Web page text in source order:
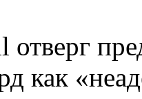
отверг
как